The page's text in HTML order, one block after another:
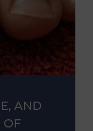
AND
OF